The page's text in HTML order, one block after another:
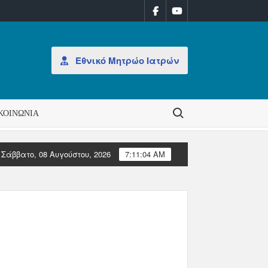
Εθνικό Μητρώο Ιατρών
Search for:
31/2026 ΑΝΑΚΟΙΝΩΣΗ: Έκδοση Αδειών Άσκησης
Σάββατο, 08 Αυγούστου, 2026 7:11:04 AM